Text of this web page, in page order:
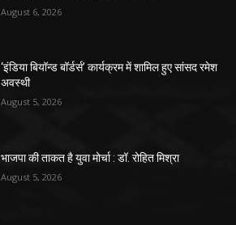
August 6, 2026
‘इंडिया बियॉन्ड बॉर्डर्स’ कार्यक्रम में शामिल हुए सांसद रमेश
अवस्थी
August 5, 2026
भाजपा की ताकत है युवा मोर्चा : डॉ. रोहित मिश्रा
August 5, 2026